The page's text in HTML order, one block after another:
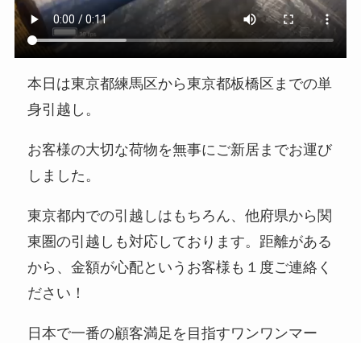
本日は東京都練馬区から東京都板橋区までの単
身引越し。
お客様の大切な荷物を無事にご新居までお運び
しました。
東京都内での引越しはもちろん、他府県から関
東圏の引越しも対応しております。距離がある
から、金額が心配というお客様も１度ご連絡く
ださい！
日本で一番の顧客満足を目指すワンワンマー